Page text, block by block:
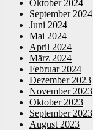
Oktober 2024
September 2024
Juni 2024
Mai 2024
April 2024
März 2024
Februar 2024
Dezember 2023
November 2023
Oktober 2023
September 2023
August 2023